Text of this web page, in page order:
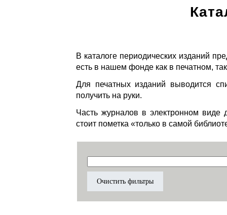
В каталоге периодических изданий
есть в нашем фонде как в печатном,
Для печатных изданий выводится
получить на руки.
Часть журналов в электронном виде
стоит пометка «только в самой